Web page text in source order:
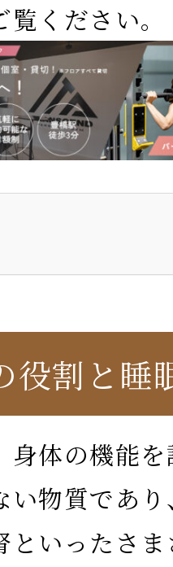
ください。
役割と睡
身体の機能
い物質であ
といったさ